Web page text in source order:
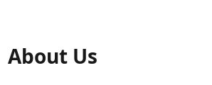
About Us